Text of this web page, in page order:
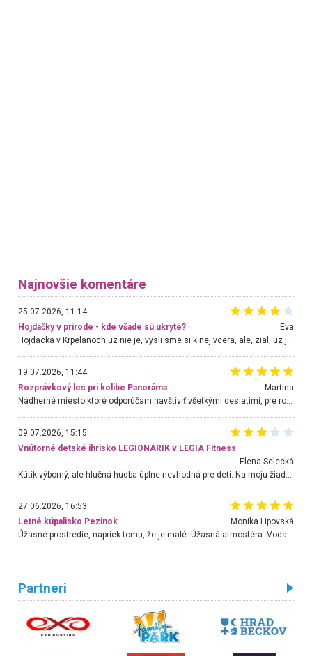
Najnovšie komentáre
25.07.2026, 11:14
Hojdačky v prírode - kde všade sú ukryté?
Eva
Hojdacka v Krpelanoch uz nie je, vysli sme si k nej vcera, ale, zial, uz je znicena. Ak sem planujete cestu len kvoli hojdacke, mozete si ju usetrit. Krasny vyhlad je tu vsak aj bez hojdacky :-)
19.07.2026, 11:44
Rozprávkový les pri kolibe Panoráma
Martina
Nádherné miesto ktoré odporúčam navštíviť všetkými desiatimi, pre rodiny s deťmi, dôchodcom... Proste a jednoducho ozaj rozprávkový les.. určite ešte prídeme. Odniesli sme si na pamiatku krásne tričká,
09.07.2026, 15:15
Vnútorné detské ihrisko LEGIONARIK v LEGIA Fitness
Elena Selecká
27.06.2026, 16:53
Letné kúpalisko Pezinok
. Monika Lipovská
Úžasné prostredie, napriek tomu, že je malé. Úžasná atmosféra. Voda fantastická a nádherná. Ľudí je pomerne veľa, ale su mili a ohľaduplní. Je veľmi zaujímavé sledovať, ako dokážu spolu športovať cudzí ľudia a bez ohľadu na vek. Vládne tu pohoda. Vnuka neviem dostať z vody. Ďakujem za krásny deň . Urcite sa sem vrátim. Jediný problém je s parkovaním, ale aj ten sa mi podarilo vyriešiť. Monika Bratislava
Partneri